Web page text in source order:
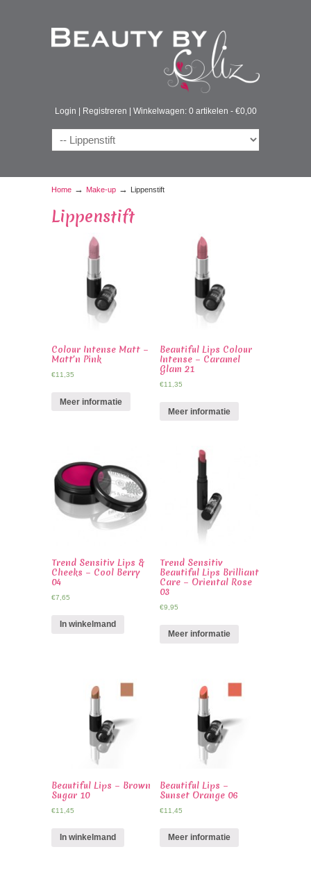
Login Registreren Winkelwagen: 0 artikelen - €0,00
Home → Make-up → Lippenstift
Lippenstift
Colour Intense Matt –
Matt’n Pink
€11,35
Meer informatie
Beautiful Lips Colour
Intense – Caramel
Glam 21
€11,35
Meer informatie
Trend Sensitiv Lips &
Cheeks – Cool Berry
04
€7,65
In winkelmand
Trend Sensitiv
Beautiful Lips Brilliant
Care – Oriental Rose
03
€9,95
Meer informatie
Beautiful Lips – Brown
Sugar 10
€11,45
In winkelmand
Beautiful Lips –
Sunset Orange 06
€11,45
Meer informatie